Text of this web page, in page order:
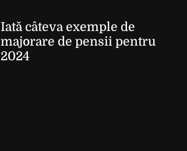
Iată câteva exemple de
majorare de pensii pentru
2024